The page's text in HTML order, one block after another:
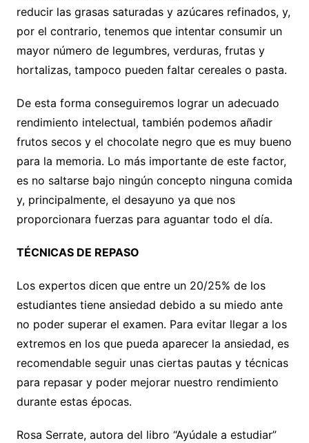
reducir las grasas saturadas y azúcares refinados, y,
por el contrario, tenemos que intentar consumir un
mayor número de legumbres, verduras, frutas y
hortalizas, tampoco pueden faltar cereales o pasta.
De esta forma conseguiremos lograr un adecuado
rendimiento intelectual, también podemos añadir
frutos secos y el chocolate negro que es muy bueno
para la memoria. Lo más importante de este factor,
es no saltarse bajo ningún concepto ninguna comida
y, principalmente, el desayuno ya que nos
proporcionara fuerzas para aguantar todo el día.
TÉCNICAS DE REPASO
Los expertos dicen que entre un 20/25% de los
estudiantes tiene ansiedad debido a su miedo ante
no poder superar el examen. Para evitar llegar a los
extremos en los que pueda aparecer la ansiedad, es
recomendable seguir unas ciertas pautas y técnicas
para repasar y poder mejorar nuestro rendimiento
durante estas épocas.
Rosa Serrate, autora del libro “Ayúdale a estudiar”